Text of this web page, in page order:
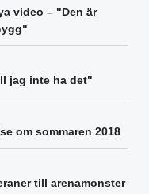
video – "Den är
jag inte ha det"
om sommaren 2018
till arenamonster